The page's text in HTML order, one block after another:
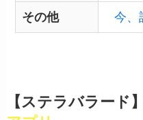
その他 今、
【ステラバラード】